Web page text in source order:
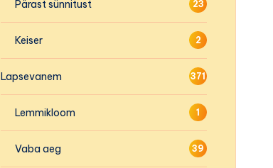
Pärast sünnitust 23
Keiser 2
Lapsevanem 371
Lemmikloom 1
Vaba aeg 39